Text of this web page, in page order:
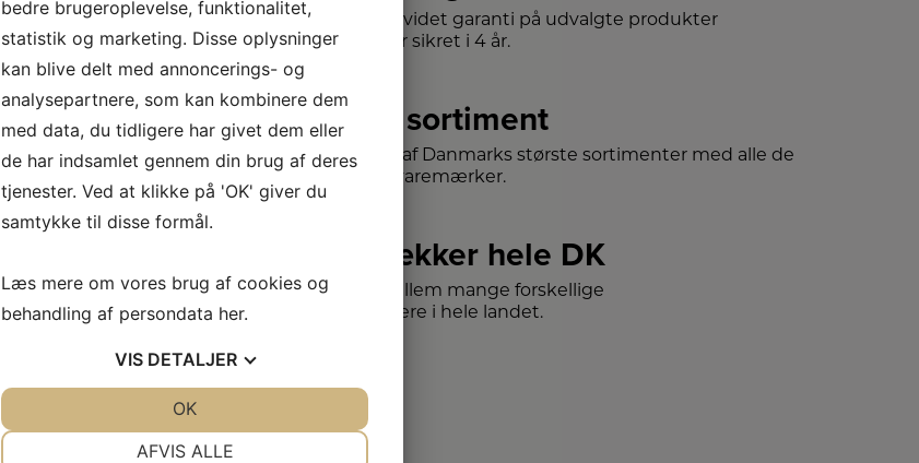
Vi har udvidet garanti på udvalgte produkter
– så du er sikret i 4 år.
Stort sortiment
Vi har et af Danmarks største sortimenter med alle de
kendte varemærker.
Vi dækker hele DK
Vælg mellem mange forskellige
forhandlere i hele landet.
bedre brugeroplevelse, funktionalitet,
statistik og marketing. Disse oplysninger
kan blive delt med annoncerings- og
analysepartnere, som kan kombinere dem
med data, du tidligere har givet dem eller
de har indsamlet gennem din brug af deres
tjenester. Ved at klikke på 'OK' giver du
samtykke til disse formål.
Læs mere om vores brug af cookies og
behandling af persondata her.
VIS DETALJER
AFVIS ALLE
OK